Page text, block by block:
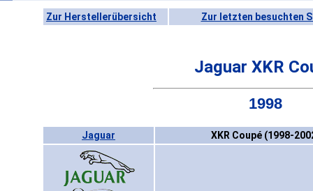
Zur Herstellerübersicht Zur letzten besuchten
Jaguar XKR
1998
Jaguar XKR Coupé (1998-